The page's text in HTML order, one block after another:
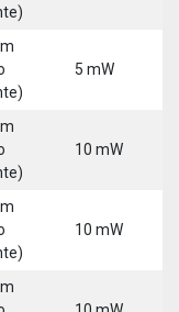
5 mW
10 mW
10 mW